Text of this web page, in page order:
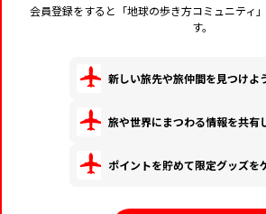
会員登録をすると「地球の歩き方コミュニティ
す。
新しい旅先や旅仲間を見つけよ
旅や世界にまつわる情報を共有
ポイントを貯めて限定グッズを